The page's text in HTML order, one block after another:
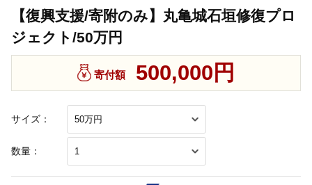
【復興支援/寄附のみ】丸亀城石垣修復プロ
ジェクト/50万円
サイズ：
数量：
寄付額 500,000円